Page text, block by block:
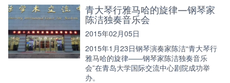
青大琴行雅马哈的旋律—钢琴家
陈洁独奏音乐会
2015年02月05日
2015年1月23日钢琴演奏家陈洁“青大琴行
雅马哈的旋律——钢琴家陈洁独奏音乐
会”在青岛大学国际交流中心剧院成功举
办。